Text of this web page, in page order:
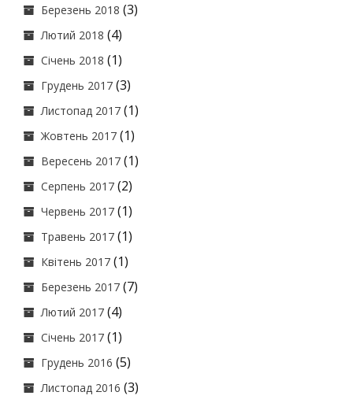
Березень 2018 (3)
Лютий 2018 (4)
Січень 2018 (1)
Грудень 2017 (3)
Листопад 2017 (1)
Жовтень 2017 (1)
Вересень 2017 (1)
Серпень 2017 (2)
Червень 2017 (1)
Травень 2017 (1)
Квітень 2017 (1)
Березень 2017 (7)
Лютий 2017 (4)
Січень 2017 (1)
Грудень 2016 (5)
Листопад 2016 (3)